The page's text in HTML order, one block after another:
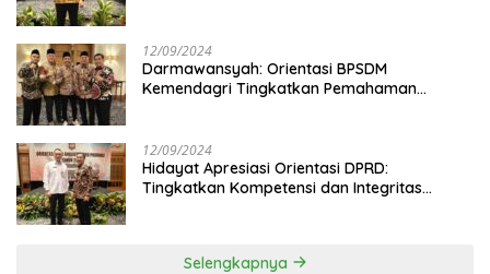
12/09/2024
Darmawansyah: Orientasi BPSDM
Kemendagri Tingkatkan Pemahaman
12/09/2024
Hidayat Apresiasi Orientasi DPRD:
Tingkatkan Kompetensi dan Integritas
Selengkapnya